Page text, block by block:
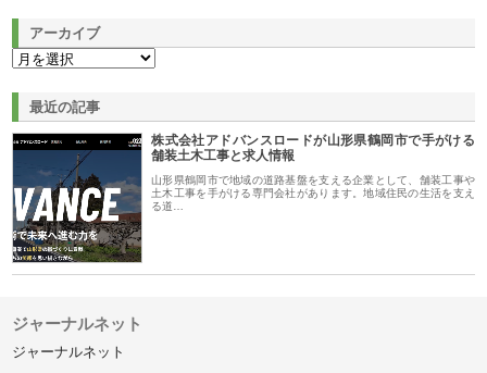
アーカイブ
最近の記事
株式会社アドバンスロードが山形県鶴岡市で手がける
舗装土木工事と求人情報
山形県鶴岡市で地域の道路基盤を支える企業として、舗装工事や
土木工事を手がける専門会社があります。地域住民の生活を支え
る道…
ジャーナルネット
ジャーナルネット